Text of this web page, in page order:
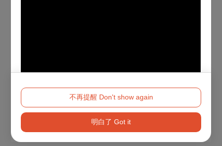
Method 2
不再提醒 Don't show again
明白了 Got it